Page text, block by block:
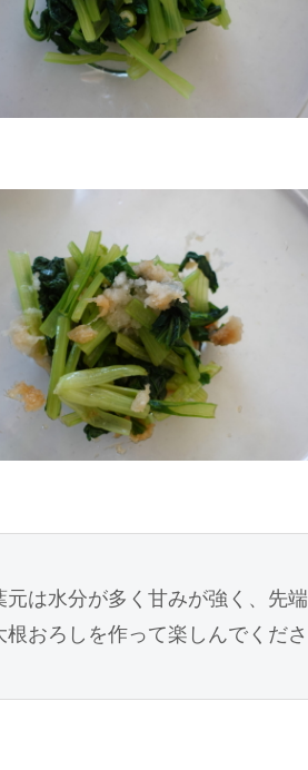
は水分が多く甘みが強く、先端
おろしを作って楽しんでくださ